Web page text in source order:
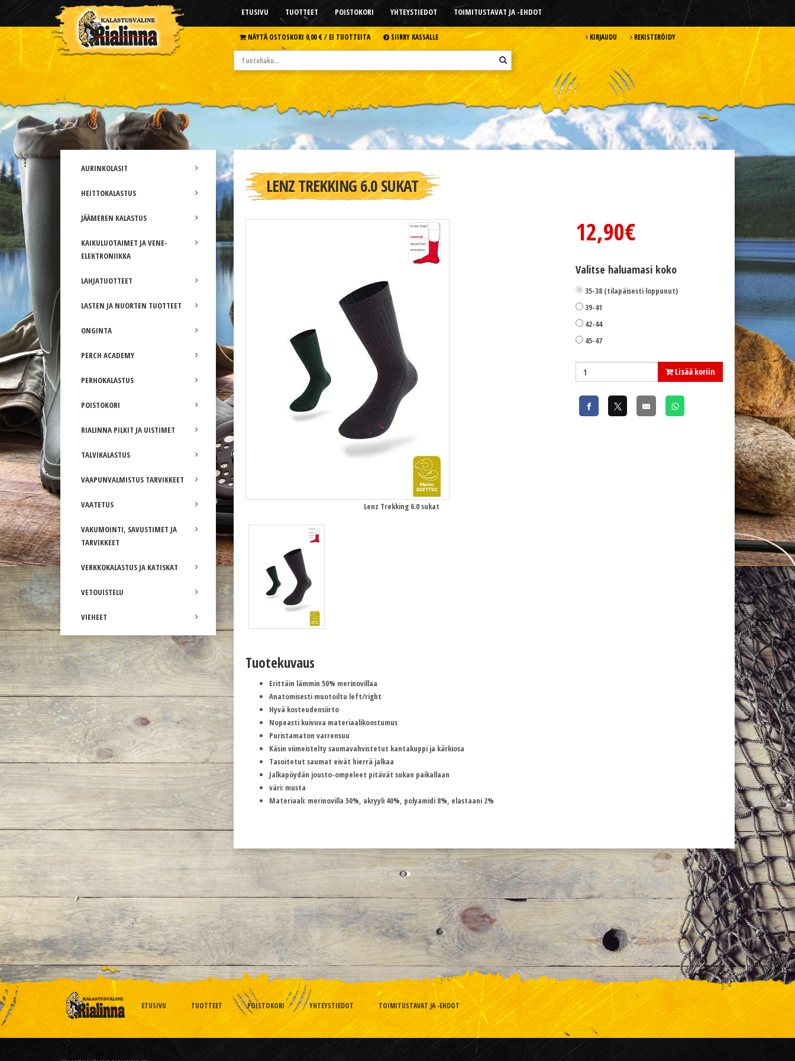
ETUSIVU TUOTTEET POISTOKORI YHTEYSTIEDOT TOIMITUSTAVAT JA -EHDOT
NÄYTÄ OSTOSKORI 0,00 € /EI TUOTTEITA SIIRRY KASSALLE KIRJAUDU REKISTERÖIDY
AURINKOLASIT
HEITTOKALASTUS
JÄÄMEREN KALASTUS
KAIKULUOTAIMET JA VENE-
ELEKTRONIIKKA
LAHJATUOTTEET
LASTEN JA NUORTEN TUOTTEET
ONGINTA
PERCH ACADEMY
PERHOKALASTUS
POISTOKORI
RIALINNA PILKIT JA UISTIMET
TALVIKALASTUS
VAAPUNVALMISTUS TARVIKKEET
VAATETUS
VAKUMOINTI, SAVUSTIMET JA
TARVIKKEET
VERKKOKALASTUS JA KATISKAT
VETOUISTELU
VIEHEET
LENZ TREKKING 6.0 SUKAT
Lenz Trekking 6.0 sukat Lenz Trekking 6.0 sukat Lenz Trekking 6.0 sukat
12,90€
Valitse haluamasi koko
35-38 (tilapäisesti loppunut)
39-41
42-44
45-47
Lisää koriin
Tuotekuvaus
Erittäin lämmin 50% merinovillaa
Anatomisesti muotoiltu left/right
Hyvä kosteudensiirto
Nopeasti kuivuva materiaalikoostumus
Puristamaton varrensuu
Käsin viimeistelty saumavahvistetut kantakuppi ja kärkiosa
Tasoitetut saumat eivät hierrä jalkaa
Jalkapöydän jousto-ompeleet pitävät sukan paikallaan
väri: musta
Materiaali: merinovilla 50%, akryyli 40%, polyamidi 8%, elastaani 2%
ETUSIVU TUOTTEET POISTOKORI YHTEYSTIEDOT TOIMITUSTAVAT JA -EHDOT